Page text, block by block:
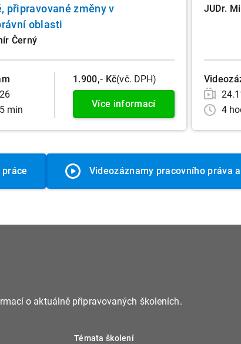
připravované změny v
oblasti
Černý
min
1.900,- Kč(vč. DPH)
Více informací
JUDr.
4
Videozáznamy pracovního práva
o aktuálně připravovaných školeních.
Témata školení